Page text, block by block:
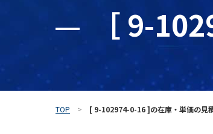
［ 9-
TOP [ 9-102974-0-16 ]の在庫・単価の見